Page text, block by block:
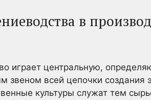
в
играет центральную,
звеном всей цепочки создания
культуры служат тем